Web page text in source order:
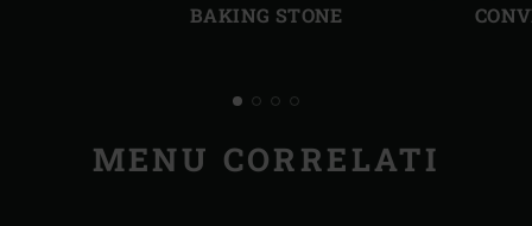
BAKING STONE
MENU CORRELATI